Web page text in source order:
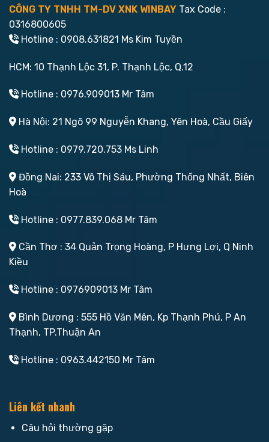
CÔNG TY TNHH TM-DV XNK WINBAY Tax Code :
0316800605
Hotline : 0908.631821 Ms Kim Tuyền
HCM: 10 Thạnh Lộc 31, P. Thạnh Lộc, Q.12
Hotline : 0976.909013 Mr Tâm
Hà Nội: 21 Ngõ 99 Nguyễn Khang, Yên Hoà, Cầu Giấy
Hotline : 0979.720.753 Ms Linh
Đồng Nai: 233 Võ Thị Sáu, Phường Thống Nhất, Biên
Hoà
Hotline : 0977.839.068 Mr Tâm
Cần Thơ : 34 Quản Trọng Hoàng, P Hưng Lợi, Q Ninh
Kiều
Hotline : 0976909013 Mr Tâm
Bình Dương : 555 Hồ Văn Mên, Kp Thạnh Phú, P An
Thạnh, TP.Thuận An
Hotline : 0963.442150 Mr Tâm
Liên kết nhanh
Câu hỏi thường gặp